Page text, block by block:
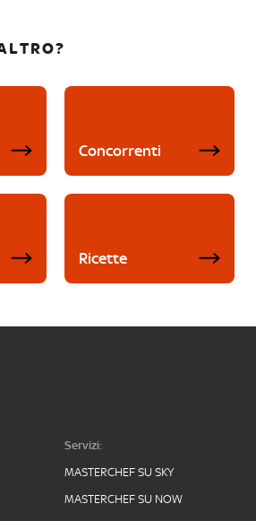
Concorrenti
Ricette
Servizi:
MASTERCHEF SU SKY
MASTERCHEF SU NOW